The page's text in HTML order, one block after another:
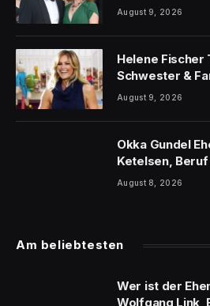
August 9, 2026
Helene Fischer
Schwester &
August 9, 2026
Okka Gundel
Ketelsen,
August 8, 2026
Am beliebtesten
Wer ist der
Wolfgang Link,